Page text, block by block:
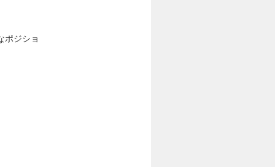
ポジショ